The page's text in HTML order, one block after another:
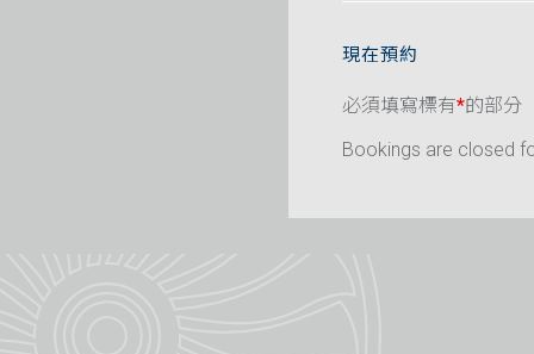
現在預約
必須填寫標有*的部分
Bookings are closed